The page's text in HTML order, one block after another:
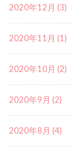
2020年12月 (3)
2020年11月 (1)
2020年10月 (2)
2020年9月 (2)
2020年8月 (4)